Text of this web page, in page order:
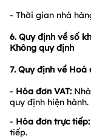
- Thời gian nhà
6. Quy định về số
Không quy định
7. Quy định về Hoá
- Hóa đơn VAT:
quy định hiện hành.
- Hóa đơn trực tiếp:
tiếp.